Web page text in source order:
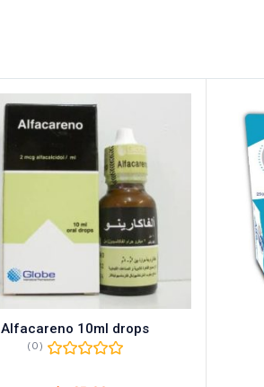
Alfacareno 10ml drops
(0)